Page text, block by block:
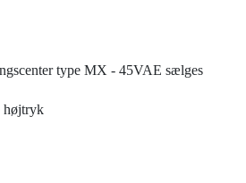
type MX - 45VAE sælges
højtryk